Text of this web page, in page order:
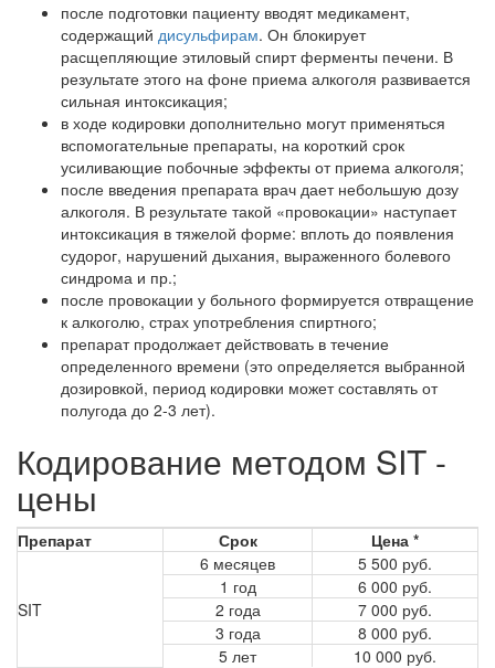
после подготовки пациенту вводят медикамент,
содержащий дисульфирам. Он блокирует
расщепляющие этиловый спирт ферменты печени. В
результате этого на фоне приема алкоголя развивается
сильная интоксикация;
в ходе кодировки дополнительно могут применяться
вспомогательные препараты, на короткий срок
усиливающие побочные эффекты от приема алкоголя;
после введения препарата врач дает небольшую дозу
алкоголя. В результате такой «провокации» наступает
интоксикация в тяжелой форме: вплоть до появления
судорог, нарушений дыхания, выраженного болевого
синдрома и пр.;
после провокации у больного формируется отвращение
к алкоголю, страх употребления спиртного;
препарат продолжает действовать в течение
определенного времени (это определяется выбранной
дозировкой, период кодировки может составлять от
полугода до 2-3 лет).
Кодирование методом SIT -
цены
Препарат Срок Цена *
SIT
6 месяцев
5 500 руб.
1 год
6 000 руб.
2 года
7 000 руб.
3 года
8 000 руб.
5 лет
10 000 руб.